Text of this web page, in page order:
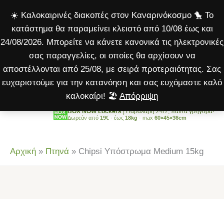
☀️ Καλοκαιρινές διακοπές στον Καναρινόκοσμο 🐤 Το
κατάστημα θα παραμείνει κλειστό από 10/08 έως και
24/08/2026. Μπορείτε να κάνετε κανονικά τις ηλεκτρονικές
σας παραγγελίες, οι οποίες θα αρχίσουν να
αποστέλλονται από 25/08, με σειρά προτεραιότητας. Σας
ευχαριστούμε για την κατανόηση και σας ευχόμαστε καλό
καλοκαίρι! 🏖️ Απόρριψη
στο
περιεχόμενο
BOX NOW Lockers| Παραλαβή 24/7, πάντα γρήγορα!
Δωρεάν από 19€ · έως 18kg · max 60×45×36cm
Αρχική » Πτηνά » Chipsi Υπόστρωμα Medium 15kg
15kg
ποσότητα